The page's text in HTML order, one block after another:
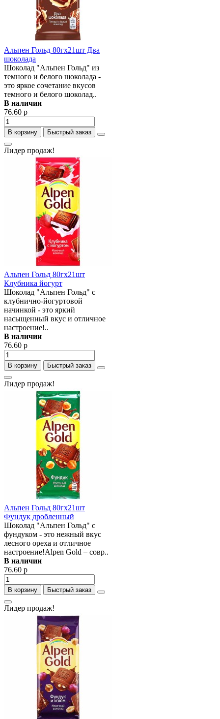
Альпен Гольд 80гх21шт Два
шоколада
Шоколад "Альпен Гольд" из
темного и белого шоколада -
это яркое сочетание вкусов
темного и белого шоколад..
В наличии
76.60 р
В корзину Быстрый заказ
Лидер продаж!
Альпен Гольд 80гх21шт
Клубника йогурт
Шоколад "Альпен Гольд" с
клубнично-йогуртовой
начинкой - это яркий
насыщенный вкус и отличное
настроение!..
В наличии
76.60 р
В корзину Быстрый заказ
Лидер продаж!
Альпен Гольд 80гх21шт
Фундук дробленный
Шоколад "Альпен Гольд" с
фундуком - это нежный вкус
лесного ореха и отличное
настроение!Alpen Gold – совр..
В наличии
76.60 р
В корзину Быстрый заказ
Лидер продаж!